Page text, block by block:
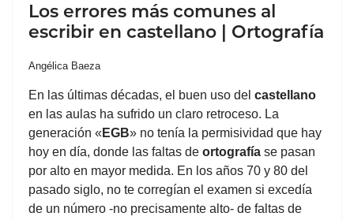
Los errores más comunes al
escribir en castellano | Ortografía
Angélica Baeza
En las últimas décadas, el buen uso del castellano
en las aulas ha sufrido un claro retroceso. La
generación « EGB» no tenía la permisividad que hay
hoy en día, donde las faltas de ortografía se pasan
por alto en mayor medida. En los años 70 y 80 del
pasado siglo, no te corregían el examen si excedía
de un número -no precisamente alto- de faltas de